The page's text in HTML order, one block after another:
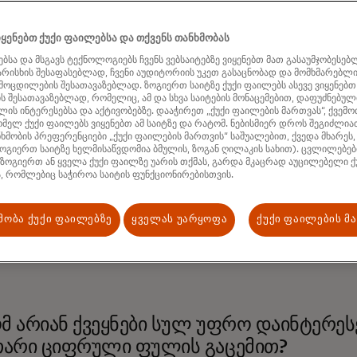
ისინი შექმნილია ისე გამოყენებისთვის,
და მომსახურების შესაძენად და გასაყიდად და, ნაღდი
წვდომის გაფართოებას და ციფრულ ეკონომიკაში მეტი
CBDC- ები და რას ნიშნავს ისინი ყოველდღიური
არიან ქვეყნები სულ უფრო
ციფრული ფულის გაცემით?
ქუქი ფაილებსა და თქვენს თანხმობას
და მსგავს ტექნოლოგიებს ჩვენს ვებსაიტებზე ვიყენებთ მათ
შესაფასებლად, ჩვენი აუდიტორიის უკეთ გასაცნობად და
შესათავაზებლად. ზოგიერთ საიტზე ქუქი ფაილებს ასევე
შესათავაზებლად, რომელიც, ამ და სხვა საიტების მონაცემებით,
ინტერესებსა და აქტივობებზე. დააჭირეთ „ქუქი ფაილების მართვას“,
ქუქი ფაილებს ვიყენებთ ამ საიტზე და რატომ. ნებისმიერ დროს
პრეფერენციები „ქუქი ფაილების მართვის“ საშუალებით, ქვედა მხარეს,
საიტზე ხელმისაწვდომია ბმულის, ზოგან ღილაკის სახით).
ან ყველა ქუქი ფაილზე უარის თქმას, გარდა მკაცრად აუცილებელი
რომლებიც საჭიროა საიტის ფუნქციონირებისთვის.
ქუქი ფაილებზე ყველას უარყოფა ქუქი ფაილების